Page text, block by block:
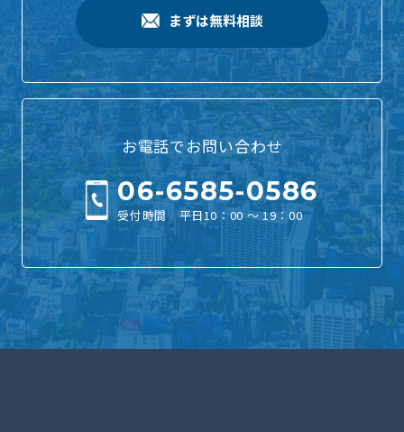
まずは無料相談
お電話でお問い合わせ
06-6585-0586
受付時間 平日10：00 ～ 19：00